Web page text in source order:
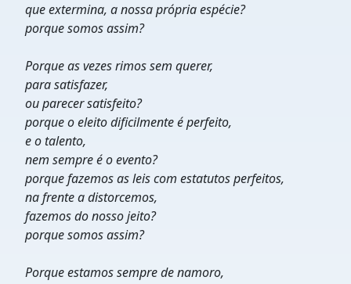
que extermina, a nossa própria espécie?
porque somos assim?
Porque as vezes rimos sem querer,
para satisfazer,
ou parecer satisfeito?
porque o eleito dificilmente é perfeito,
e o talento,
nem sempre é o evento?
porque fazemos as leis com estatutos perfeitos,
na frente a distorcemos,
fazemos do nosso jeito?
porque somos assim?
Porque estamos sempre de namoro,